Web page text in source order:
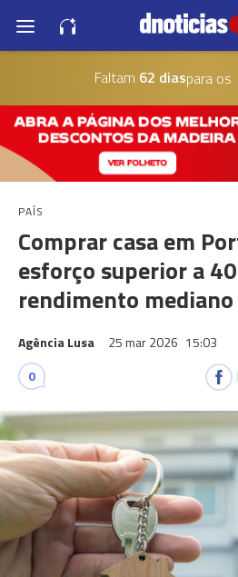
Faltam 62 diaspara os
PAÍS
Comprar casa em
esforço superior a
rendimento mediano
Agência Lusa 25 mar 2026 15:03
0